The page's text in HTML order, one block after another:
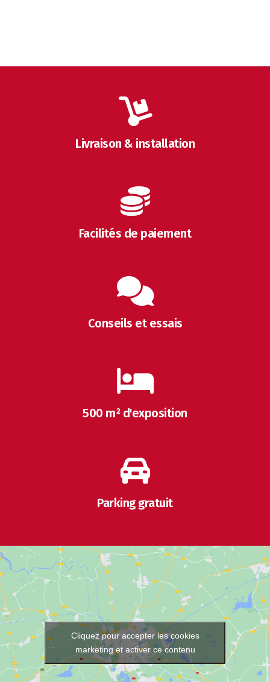
Livraison & installation
Facilités de paiement
Conseils et essais
500 m² d'exposition
Parking gratuit
Cliquez pour accepter les cookies
marketing et activer ce contenu